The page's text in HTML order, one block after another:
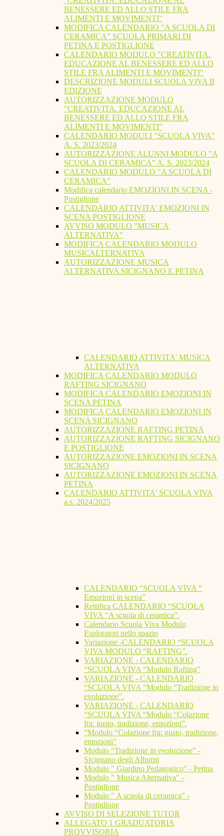
BENESSERE ED ALLO STILE FRA
ALIMENTI E MOVIMENTI"
MODIFICA CALENDARIO "A SCUOLA DI
CERAMICA" SCUOLA PRIMARI DI
PETINA E POSTIGLIONE
CALENDARIO MODULO "CREATIVITA.
EDUCAZIONE AL BENESSERE ED ALLO
STILE FRA ALIMENTI E MOVIMENTI"
DESCRIZIONE MODULI SCUOLA VIVA II
EDIZIONE
AUTORIZZAZIONE MODULO
"CREATIVITA. EDUCAZIONE AL
BENESSERE ED ALLO STILE FRA
ALIMENTI E MOVIMENTI"
CALENDARIO MODULI "SCUOLA VIVA"
A. S. 2023/2024
AUTORIZZAZIONE ALUNNI MODULO "A
SCUOLA DI CERAMICA" A. S. 2023/2024
CALENDARIO MODULO "A SCUOLA DI
CERAMICA"
Modifica calendario EMOZIONI IN SCENA -
Postiglione
CALENDARIO ATTIVITA' EMOZIONI IN
SCENA POSTIGLIONE
AVVISO MODULO "MUSICA
ALTERNATIVA"
MODIFICA CALENDARIO MODULO
MUSICALTERNATIVA
AUTORIZZAZIONE MUSICA
ALTERNATIVA SICIGNANO E PETINA
CALENDARIO ATTIVITA' MUSICA
ALTERNATIVA
MODIFICA CALENDARIO MODULO
RAFTING SICIGNANO
MODIFICA CALENDARIO EMOZIONI IN
SCENA PETINA
MODIFICA CALENDARIO EMOZIONI IN
SCENA SICIGNANO
AUTORIZZAZIONE RAFTING PETINA
AUTORIZZAZIONE RAFTING SICIGNANO
E POSTIGLIONE
AUTORIZZAZIONE EMOZIONI IN SCENA
SICIGNANO
AUTORIZZAZIONE EMOZIONI IN SCENA
PETINA
CALENDARIO ATTIVITA' SCUOLA VIVA
a.s. 2024/2025
CALENDARIO “SCUOLA VIVA “
Emozioni in scena”
Rettifica CALENDARIO “SCUOLA
VIVA “A scuola di ceramica”.
Calendario Scuola Viva Modulo
Esploratori nello spazio
Variazione -CALENDARIO “SCUOLA
VIVA MODULO “RAFTING”.
VARIAZIONE - CALENDARIO
“SCUOLA VIVA “Modulo Rafting"
VARIAZIONE - CALENDARIO
“SCUOLA VIVA “Modulo “Tradizione in
evoluzione”.
VARIAZIONE - CALENDARIO
“SCUOLA VIVA “Modulo “Colazione
fra: gusto, tradizione, emozioni”.
“Modulo “Colazione fra: gusto, tradizione,
emozioni”
Modulo “Tradizione in evoluzione” -
Sicignano degli Alburni
Modulo " Giardino Pedagogico" - Petina
Modulo " Musica Alternativa" -
Postiglione
Modulo " A scuola di ceramica" -
Postiglione
AVVISO DI SELEZIONE TUTOR
ALLEGATO 1 GRADUATORIA
PROVVISORIA